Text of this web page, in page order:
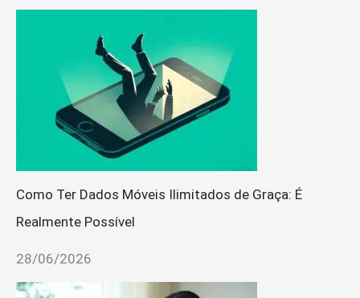
Como Ter Dados Móveis Ilimitados de Graça: É
Realmente Possível
28/06/2026